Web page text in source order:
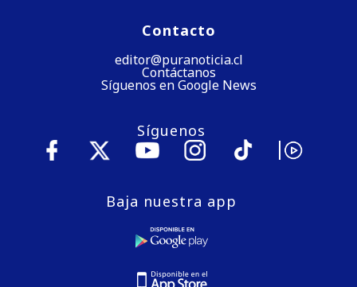
Contacto
editor@puranoticia.cl
Contáctanos
Síguenos en Google News
Síguenos
Baja nuestra app